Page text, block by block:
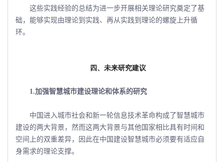
这些实践经验的总结为进一步开展相关理论研究奠定了基
础，能够实现由理论到实践、再从实践到理论的螺旋上升循
环。
四、未来研究建议
1.加强智慧城市建设理论和体系的研究
中国进入城市社会和新一轮信息技术革命构成了智慧城市
建设的两大背景，然而这两大背景与其他国家相比具有时间和
空间上的双重差异，因此在中国建设智慧城市必须要有适应自
身需求的理论支撑。